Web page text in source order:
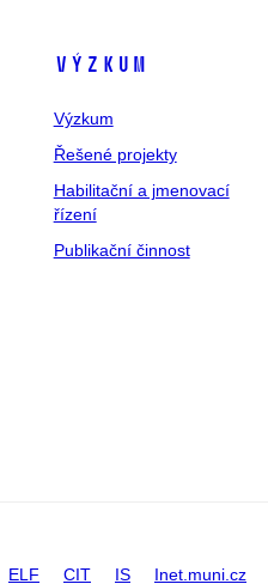
Výzkum
Výzkum
Řešené projekty
Habilitační a jmenovací
řízení
Publikační činnost
ELF CIT IS Inet.muni.cz